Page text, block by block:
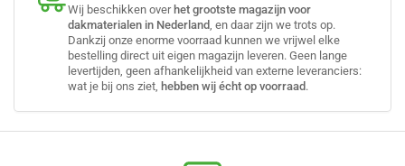
Wij beschikken over het grootste magazijn voor
dakmaterialen in Nederland , en daar zijn we trots op.
Dankzij onze enorme voorraad kunnen we vrijwel elke
bestelling direct uit eigen magazijn leveren. Geen lange
levertijden, geen afhankelijkheid van externe leveranciers:
wat je bij ons ziet, hebben wij écht op voorraad .